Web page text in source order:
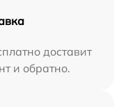
доставит
и обратно.